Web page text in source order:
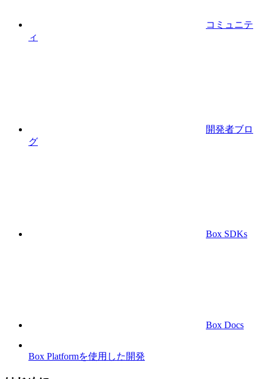
コミュニテ
ィ
開発者ブロ
グ
Box SDKs
Box Docs
Box Platformを使用した開発